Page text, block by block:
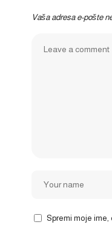
Vaša adresa e-pošte
Spremi moje ime,